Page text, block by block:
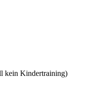
kein Kindertraining)